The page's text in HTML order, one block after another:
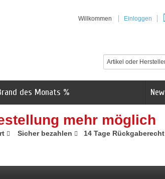
Willkommen Einloggen
New
des Monats %
mehr möglich
Sicher bezahlen 14 Tage Rückgaberecht